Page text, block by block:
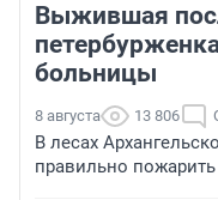
Выжившая
больницы
8 августа 13 806
В лесах
правильно пожарить